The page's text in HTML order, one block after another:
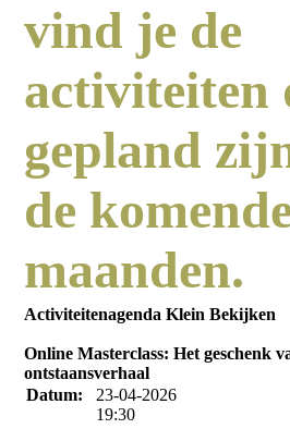
vind je de
activiteiten
gepland
de
maanden.
Activiteitenagenda Klein Bekijken
Online Masterclass: Het geschenk
ontstaansverhaal
Datum:
23-04-2026
19:30